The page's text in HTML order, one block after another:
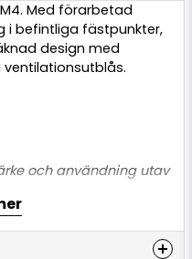
Med förarbetad
i befintliga fästpunkter,
design med
och användning utav
eller godkänd av
görs endast